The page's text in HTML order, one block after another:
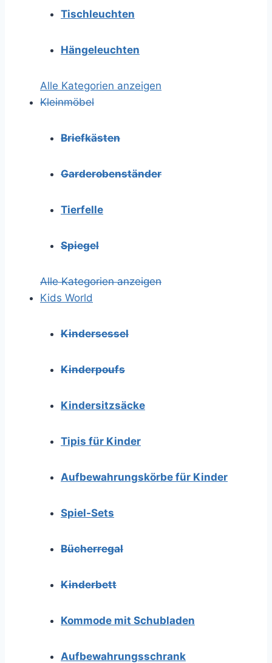
Tischleuchten
Hängeleuchten
Alle Kategorien anzeigen
Kleinmöbel
Briefkästen
Garderobenständer
Tierfelle
Spiegel
Alle Kategorien anzeigen
Kids World
Kindersessel
Kinderpoufs
Kindersitzsäcke
Tipis für Kinder
Aufbewahrungskörbe für Kinder
Spiel-Sets
Bücherregal
Kinderbett
Kommode mit Schubladen
Aufbewahrungsschrank